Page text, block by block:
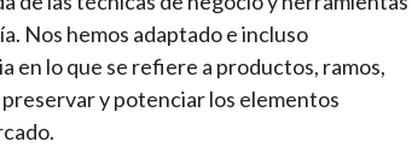
Nos hemos adaptado e incluso
en lo que se refiere a productos, ramos,
y potenciar los elementos